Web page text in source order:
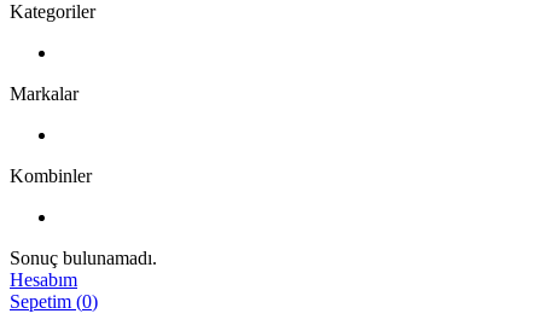
Kategoriler
Markalar
Kombinler
Sonuç bulunamadı.
Hesabım
Sepetim (0)